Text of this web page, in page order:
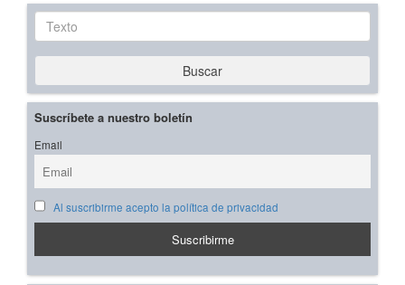
Texto
Buscar
Suscríbete a nuestro boletín
Email
Al suscribirme acepto la política de privacidad